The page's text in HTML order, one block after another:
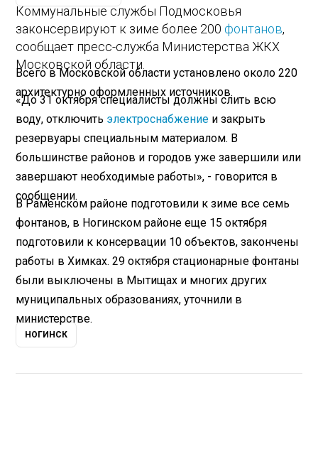
Коммунальные службы Подмосковья
законсервируют к зиме более 200 фонтанов,
сообщает пресс-служба Министерства ЖКХ
Московской области.
Всего в Московской области установлено около 220
архитектурно оформленных источников.
«До 31 октября специалисты должны слить всю
воду, отключить электроснабжение и закрыть
резервуары специальным материалом. В
большинстве районов и городов уже завершили или
завершают необходимые работы», - говорится в
сообщении.
В Раменском районе подготовили к зиме все семь
фонтанов, в Ногинском районе еще 15 октября
подготовили к консервации 10 объектов, закончены
работы в Химках. 29 октября стационарные фонтаны
были выключены в Мытищах и многих других
муниципальных образованиях, уточнили в
министерстве.
НОГИНСК